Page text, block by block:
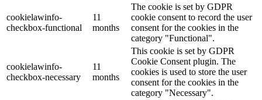
cookielawinfo-
checkbox-functional
11
months
The cookie is set by GDPR
cookie consent to record the user
consent for the cookies in the
category "Functional".
cookielawinfo-
checkbox-necessary
11
months
This cookie is set by GDPR
Cookie Consent plugin. The
cookies is used to store the user
consent for the cookies in the
category "Necessary".